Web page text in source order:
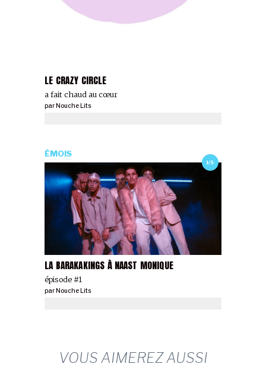
LE CRAZY CIRCLE
Ҫa fait chaud au cœur
par Nouche Lits
1/5
LA BARAKAKINGS À NAAST MONIQUE
épisode #1
ÉMOIS
parNouche Lits
VOUS AIMEREZ AUSSI